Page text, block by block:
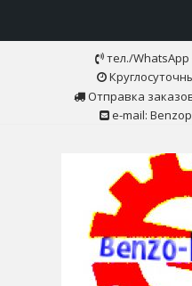
тел./WhatsApp
Отправка
e-mail: